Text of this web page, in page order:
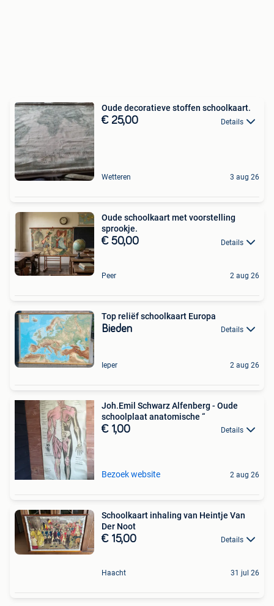
Oude decoratieve stoffen schoolkaart.
€ 25,00 Details
Wetteren 3 aug 26
Oude schoolkaart met voorstelling
sprookje.
€ 50,00 Details
Peer 2 aug 26
Top reliëf schoolkaart Europa
Bieden Details
Ieper 2 aug 26
Joh.Emil Schwarz Alfenberg - Oude
schoolplaat anatomische “
€ 1,00 Details
Bezoek website 2 aug 26
Schoolkaart inhaling van Heintje Van
Der Noot
€ 15,00 Details
Haacht 31 jul 26